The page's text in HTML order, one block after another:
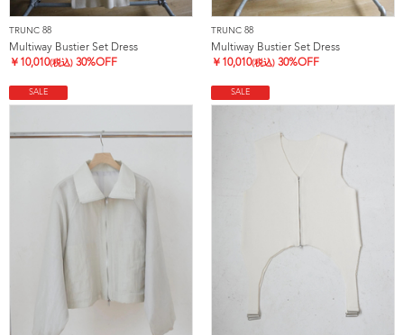
TRUNC 88
Multiway Bustier Set Dress
￥ 10,010(税込) 30%OFF
TRUNC 88
Multiway Bustier Set Dress
￥ 10,010(税込) 30%OFF
SALE SALE